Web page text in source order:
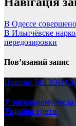
В Одессе
В Ильичёвске
передозировки
Пов’язаний запис
Новини РЕГІОН
У загальному
Україна третя